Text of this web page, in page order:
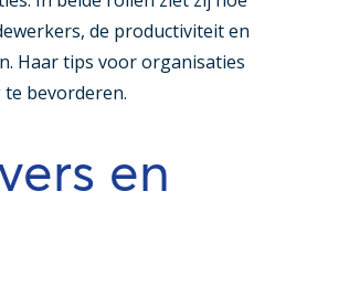
de productiviteit en
Haar tips voor organisaties
bevorderen.
en